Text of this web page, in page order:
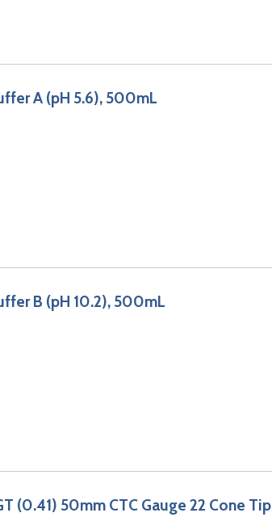
A (pH 5.6), 500mL
B (pH 10.2), 500mL
(0.41) 50mm CTC Gauge 22 Cone Tip